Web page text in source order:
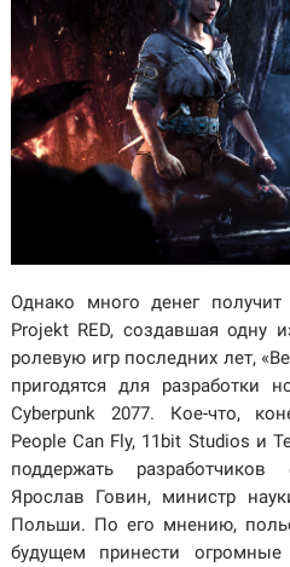
Однако много денег
Projekt RED, создавшая одну
ролевую игр последних лет,
пригодятся для разработки
Cyberpunk 2077. Кое-что,
People Can Fly, 11bit Studios и
поддержать
Ярослав Говин, министр
Польши. По его мнению,
будущем принести